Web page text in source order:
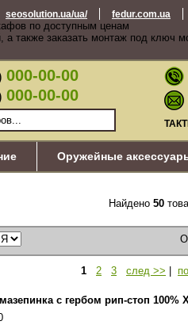
seosolution.ua/ua/ fedur.com.ua
по доступным ценам
а также заказать монтаж под ключ
000-00-00
000-00-00
Оружейные
Найдено 50
1 2 3 след >>
мазепинка с гербом рип-стоп 100%